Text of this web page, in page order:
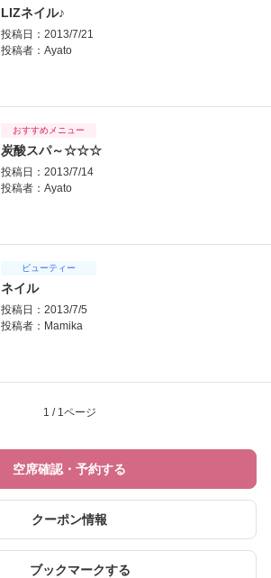
LIZネイル♪
投稿日：2013/7/21
投稿者： Ayato
おすすめメニュー
炭酸スパ～☆☆☆
投稿日：2013/7/14
投稿者： Ayato
ビューティー
ネイル
投稿日：2013/7/5
投稿者： Mamika
1 / 1ページ
空席確認・予約する
クーポン情報
ブックマークする